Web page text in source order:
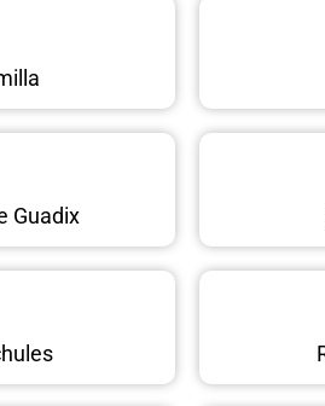
Guadix